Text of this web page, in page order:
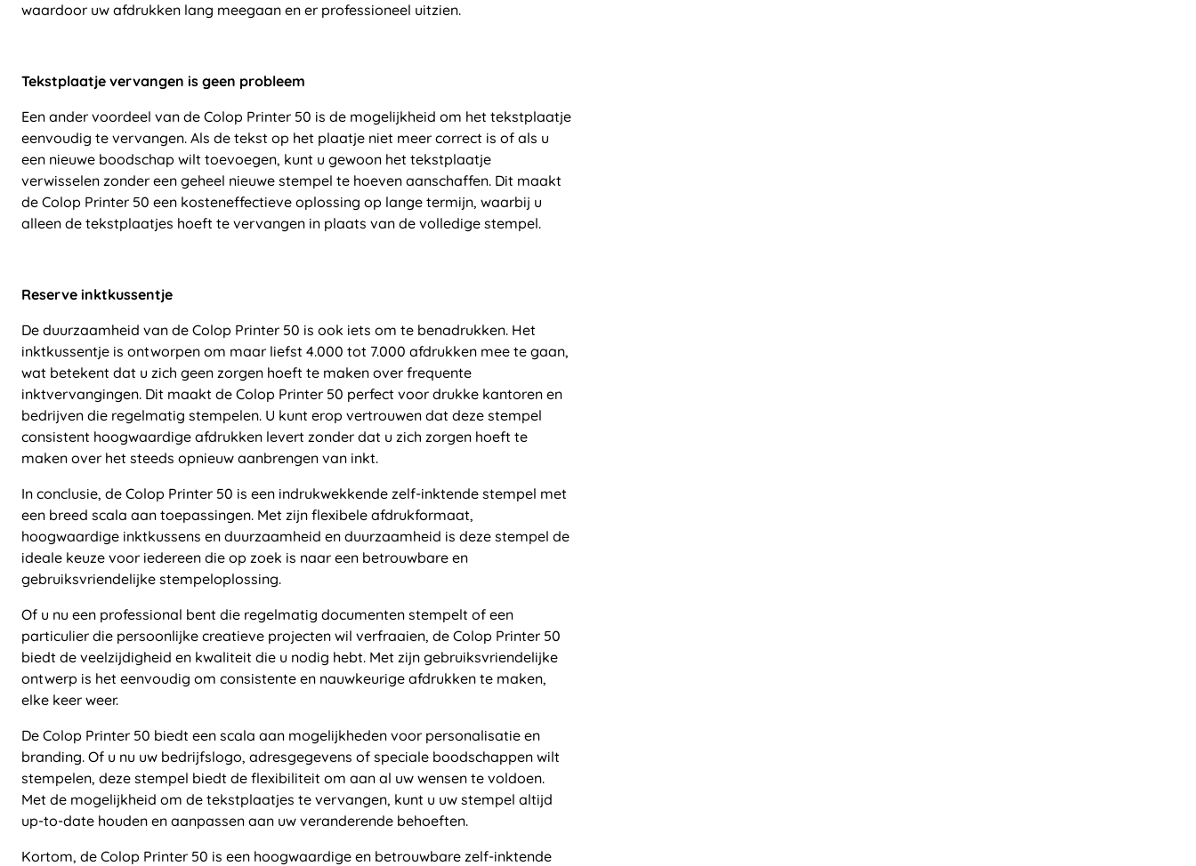
waardoor uw afdrukken lang meegaan en er professioneel uitzien.
Tekstplaatje vervangen is geen probleem
Een ander voordeel van de Colop Printer 50 is de mogelijkheid om het tekstplaatje
eenvoudig te vervangen. Als de tekst op het plaatje niet meer correct is of als u
een nieuwe boodschap wilt toevoegen, kunt u gewoon het tekstplaatje
verwisselen zonder een geheel nieuwe stempel te hoeven aanschaffen. Dit maakt
de Colop Printer 50 een kosteneffectieve oplossing op lange termijn, waarbij u
alleen de tekstplaatjes hoeft te vervangen in plaats van de volledige stempel.
Reserve inktkussentje
De duurzaamheid van de Colop Printer 50 is ook iets om te benadrukken. Het
inktkussentje is ontworpen om maar liefst 4.000 tot 7.000 afdrukken mee te gaan,
wat betekent dat u zich geen zorgen hoeft te maken over frequente
inktvervangingen. Dit maakt de Colop Printer 50 perfect voor drukke kantoren en
bedrijven die regelmatig stempelen. U kunt erop vertrouwen dat deze stempel
consistent hoogwaardige afdrukken levert zonder dat u zich zorgen hoeft te
maken over het steeds opnieuw aanbrengen van inkt.
In conclusie, de Colop Printer 50 is een indrukwekkende zelf-inktende stempel met
een breed scala aan toepassingen. Met zijn flexibele afdrukformaat,
hoogwaardige inktkussens en duurzaamheid en duurzaamheid is deze stempel de
ideale keuze voor iedereen die op zoek is naar een betrouwbare en
gebruiksvriendelijke stempeloplossing.
Of u nu een professional bent die regelmatig documenten stempelt of een
particulier die persoonlijke creatieve projecten wil verfraaien, de Colop Printer 50
biedt de veelzijdigheid en kwaliteit die u nodig hebt. Met zijn gebruiksvriendelijke
ontwerp is het eenvoudig om consistente en nauwkeurige afdrukken te maken,
elke keer weer.
De Colop Printer 50 biedt een scala aan mogelijkheden voor personalisatie en
branding. Of u nu uw bedrijfslogo, adresgegevens of speciale boodschappen wilt
stempelen, deze stempel biedt de flexibiliteit om aan al uw wensen te voldoen.
Met de mogelijkheid om de tekstplaatjes te vervangen, kunt u uw stempel altijd
up-to-date houden en aanpassen aan uw veranderende behoeften.
Kortom, de Colop Printer 50 is een hoogwaardige en betrouwbare zelf-inktende